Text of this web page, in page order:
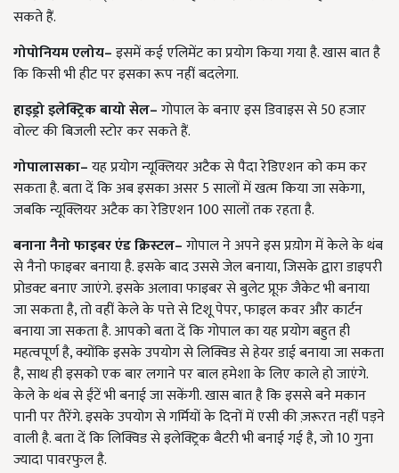
सकते हैं.
गोपोनियम एलोय–इसमें कई एलिमेंट का प्रयोग किया गया है. खास बात है
कि किसी भी हीट पर इसका रूप नहीं बदलेगा.
हाइड्रो इलेक्ट्रिक बायो सेल–गोपाल के बनाए इस डिवाइस से 50 हजार
वोल्ट की बिजली स्टोर कर सकते हैं.
गोपालासका–यह प्रयोग न्यूक्लियर अटैक से पैदा रेडिएशन को कम कर
सकता है. बता दें कि अब इसका असर 5 सालों में खत्म किया जा सकेगा,
जबकि न्यूक्लियर अटैक का रेडिएशन 100 सालों तक रहता है.
बनाना नैनो फाइबर एंड क्रिस्टल–गोपाल ने अपने इस प्रय़ोग में केले के थंब
से नैनो फाइबर बनाया है. इसके बाद उससे जेल बनाया, जिसके द्वारा डाइपरी
प्रोडक्ट बनाए जाएंगे. इसके अलावा फाइबर से बुलेट प्रूफ़ जैकेट भी बनाया
जा सकता है, तो वहीं केले के पत्ते से टिशू पेपर, फाइल कवर और कार्टन
बनाया जा सकता है. आपको बता दें कि गोपाल का यह प्रयोग बहुत ही
महत्वपूर्ण है, क्योंकि इसके उपयोग से लिक्विड से हेयर डाई बनाया जा सकता
है, साथ ही इसको एक बार लगाने पर बाल हमेशा के लिए काले हो जाएंगे.
केले के थंब से ईंटें भी बनाई जा सकेंगी. खास बात है कि इससे बने मकान
पानी पर तैरेंगे. इसके उपयोग से गर्मियों के दिनों में एसी की ज़रूरत नहीं पड़ने
वाली है. बता दें कि लिक्विड से इलेक्ट्रिक बैटरी भी बनाई गई है, जो 10 गुना
ज्यादा पावरफुल है.